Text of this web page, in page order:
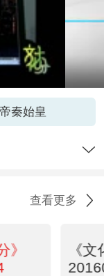
秦始皇
查看更多
》
《